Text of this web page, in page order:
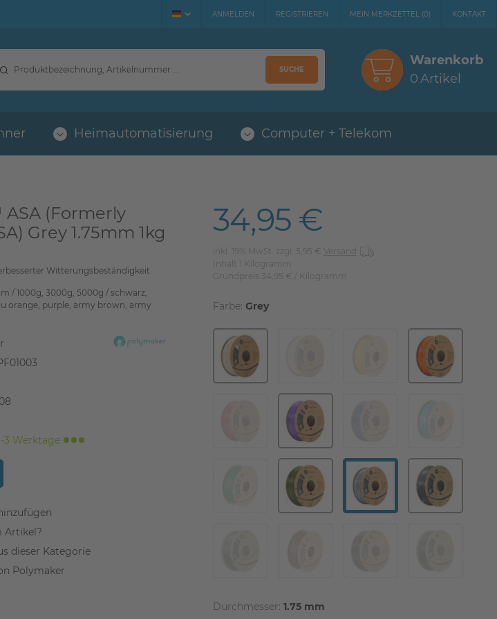
ANMELDEN REGISTRIEREN MEIN MERKZETTEL (0) KONTAKT
SUCHE
Warenkorb
0Artikel
Heimautomatisierung Computer + Telekom
(Formerly
Grey 1.75mm 1kg
Witterungsbeständigkeit
/ 1000g, 3000g, 5000g / schwarz,
orange, purple, army brown, army
3 Werktage
Artikel?
dieser Kategorie
Polymaker
34,95 €
inkl. 19% MwSt. zzgl. 5,95 €
Versand
Inhalt 1
Kilogramm
34,95 € / Kilogramm
Farbe: Grey
Durchmesser: 1.75 mm